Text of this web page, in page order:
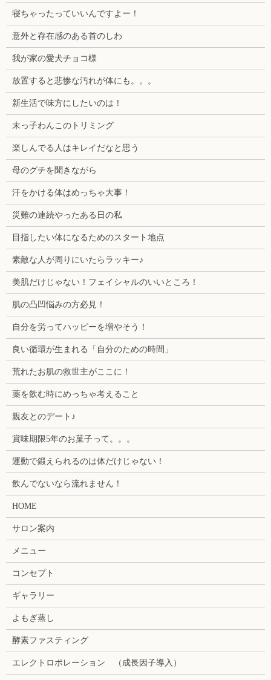
寝ちゃったっていいんですよー！
意外と存在感のある首のしわ
我が家の愛犬チョコ様
放置すると悲惨な汚れが体にも。。。
新生活で味方にしたいのは！
末っ子わんこのトリミング
楽しんでる人はキレイだなと思う
母のグチを聞きながら
汗をかける体はめっちゃ大事！
災難の連続やったある日の私
目指したい体になるためのスタート地点
素敵な人が周りにいたらラッキー♪
美肌だけじゃない！フェイシャルのいいところ！
肌の凸凹悩みの方必見！
自分を労ってハッピーを増やそう！
良い循環が生まれる「自分のための時間」
荒れたお肌の救世主がここに！
薬を飲む時にめっちゃ考えること
親友とのデート♪
賞味期限5年のお菓子って。。。
運動で鍛えられるのは体だけじゃない！
飲んでないなら流れません！
HOME
サロン案内
メニュー
コンセプト
ギャラリー
よもぎ蒸し
酵素ファスティング
エレクトロポレーション （成長因子導入）